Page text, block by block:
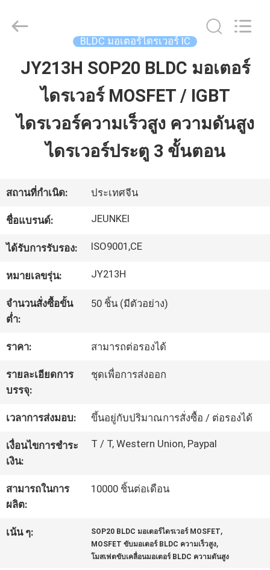
บ้าน
สินค้า
กับ
เรา
โรงงาน
คุณภาพ
ติดต่อ
เรา
ข่าว
Junqi
International
BLDC มอเตอร์ไดรเวอร์ IC
JY213H SOP20 BLDC มอเตอร์
ไดรเวอร์ MOSFET / IGBT
ไดรเวอร์ความเร็วสูง ความดันสูง
ไดรเวอร์ประตู 3 ขั้นตอน
สถานที่กำเนิด: ประเทศจีน
ชื่อแบรนด์: JEUNKEI
ได้รับการรับรอง: ISO9001,CE
หมายเลขรุ่น: JY213H
จำนวนสั่งซื้อขั้น
ต่ำ:
50 ชิ้น (มีตัวอย่าง)
ราคา: สามารถต่อรองได้
รายละเอียดการ
บรรจุ:
ชุดเพื่อการส่งออก
เวลาการส่งมอบ: ขึ้นอยู่กับปริมาณการสั่งซื้อ / ต่อรองได้
เงื่อนไขการชำระ
เงิน:
T / T, Western Union, Paypal
สามารถในการ
ผลิต:
10000 ชิ้นต่อเดือน
เน้น ๆ: SOP20 BLDC มอเตอร์ไดรเวอร์ MOSFET,
MOSFET ขับมอเตอร์ BLDC ความเร็วสูง,
โมสเฟตขับเคลื่อนมอเตอร์ BLDC ความดันสูง